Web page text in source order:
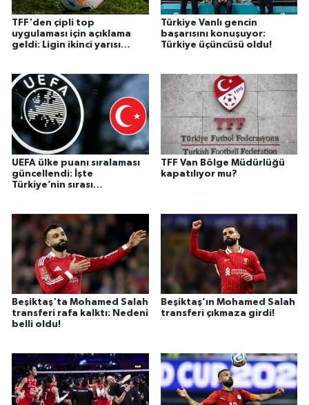
TFF'den çipli top
uygulaması için açıklama
geldi: Ligin ikinci yarısı
Türkiye Vanlı gencin
başarısını konuşuyor:
Türkiye üçüncüsü oldu!
UEFA ülke puanı sıralaması
güncellendi: İşte
Türkiye’nin sırası…
TFF Van Bölge Müdürlüğü
kapatılıyor mu?
Beşiktaş'ta Mohamed Salah
transferi rafa kalktı: Nedeni
belli oldu!
Beşiktaş’ın Mohamed Salah
transferi çıkmaza girdi!